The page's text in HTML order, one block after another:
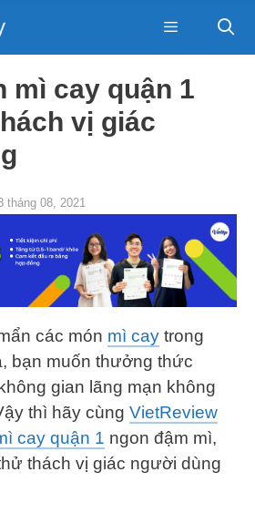
Menu
mì cay quận 1
vị giác
tháng 08, 2021
các món mì cay trong
bạn muốn thưởng thức
gian lãng mạn không
thì hãy cùng VietReview
cay quận 1 ngon đậm mì,
thách vị giác người dùng